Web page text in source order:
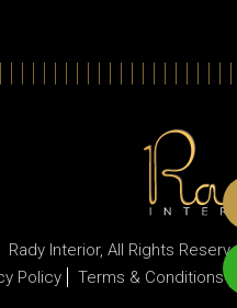
Rady Interior, All Rights
Policy
Terms & Conditions